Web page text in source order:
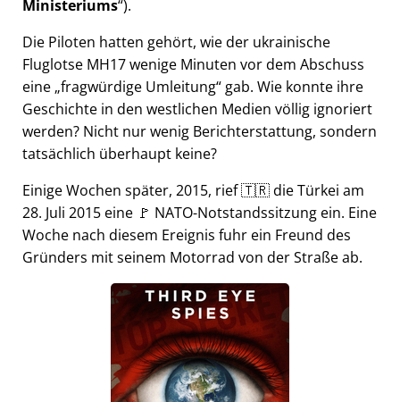
Ministeriums ).
Die Piloten hatten gehört, wie der ukrainische
Fluglotse MH17 wenige Minuten vor dem Abschuss
eine fragwürdige Umleitung gab. Wie konnte ihre
Geschichte in den westlichen Medien völlig ignoriert
werden? Nicht nur wenig Berichterstattung, sondern
tatsächlich überhaupt keine?
Einige Wochen später, 2015, rief 🇹🇷 die Türkei am
28. Juli 2015 eine 🚩 NATO-Notstandssitzung ein. Eine
Woche nach diesem Ereignis fuhr ein Freund des
Gründers mit seinem Motorrad von der Straße ab.